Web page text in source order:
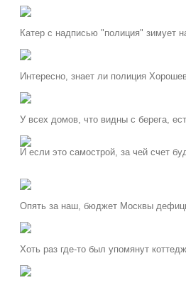
Катер с надписью "полиция" зимует
Интересно, знает ли полиция
У всех домов, что видны с берега,
И если это самострой, за чей счет
Опять за наш, бюджет Москвы
Хоть раз где-то был упомянут